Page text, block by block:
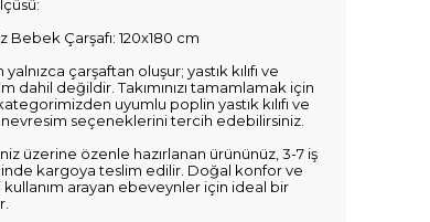
Bebek Çarşafı: 120x180 cm
yalnızca çarşaftan oluşur; yastık kılıfı ve
dahil değildir. Takımınızı tamamlamak için
uyumlu poplin yastık kılıfı ve
seçeneklerini tercih edebilirsiniz.
üzerine özenle hazırlanan ürününüz, 3-7 iş
kargoya teslim edilir. Doğal konfor ve
kullanım arayan ebeveynler için ideal bir